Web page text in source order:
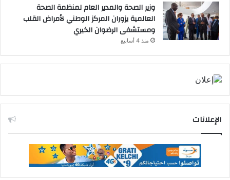
وزير الصحة والمدير العام لمنظمة الصحة
العالمية يزوران المركز الوطني لأمراض القلب
ومستشفى الرضوان الخيري
منذ 4 أسابيع
الإعلانات